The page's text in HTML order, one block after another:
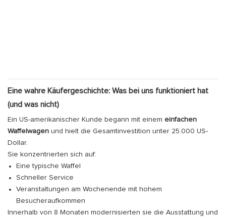
Eine wahre Käufergeschichte: Was bei uns funktioniert hat
(und was nicht)
Ein US-amerikanischer Kunde begann mit einem einfachen
Waffelwagen und hielt die Gesamtinvestition unter 25.000 US-
Dollar.
Sie konzentrierten sich auf:
Eine typische Waffel
Schneller Service
Veranstaltungen am Wochenende mit hohem
Besucheraufkommen
Innerhalb von 8 Monaten modernisierten sie die Ausstattung und